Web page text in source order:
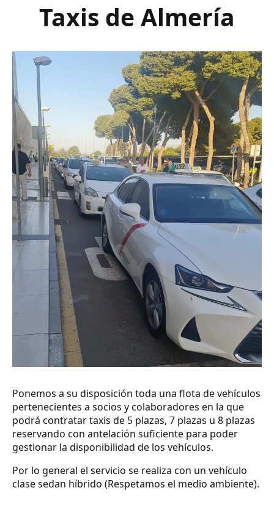
Taxis de Almería
Ponemos a su disposición toda una flota de vehículos
pertenecientes a socios y colaboradores en la que
podrá contratar taxis de 5 plazas, 7 plazas u 8 plazas
reservando con antelación suficiente para poder
gestionar la disponibilidad de los vehículos.
Por lo general el servicio se realiza con un vehículo
clase sedan híbrido (Respetamos el medio ambiente).